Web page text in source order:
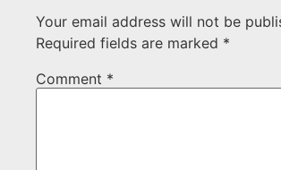
Your email address will not be
Required fields are marked *
Comment *